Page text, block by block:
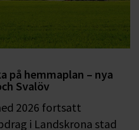
på hemmaplan – nya
Svalöv
2026 fortsatt
i Landskrona stad